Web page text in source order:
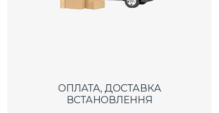
ОПЛАТА, ДОСТАВКА
ВСТАНОВЛЕННЯ